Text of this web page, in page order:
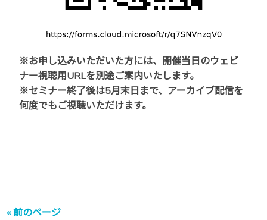
※お申し込みいただいた方には、開催当日のウェビ
ナー視聴用URLを別途ご案内いたします。
※セミナー終了後は5月末日まで、アーカイブ配信を
何度でもご視聴いただけます。
« 前のページ